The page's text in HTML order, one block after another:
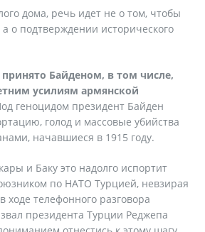
дома, речь идет не о том, чтобы
о подтверждении исторического
Байденом, в том числе,
усилиям армянской
геноцидом президент Байден
голод и массовые убийства
начавшиеся в 1915 году.
и Баку это надолго испортит
по НАТО Турцией, невзирая
ходе телефонного разговора
президента Турции Реджепа